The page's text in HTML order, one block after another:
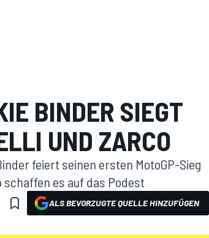
BINDER SIEGT
UND ZARCO
feiert seinen ersten MotoGP-Sieg
es auf das Podest
ALS BEVORZUGTE QUELLE HINZUFÜGEN